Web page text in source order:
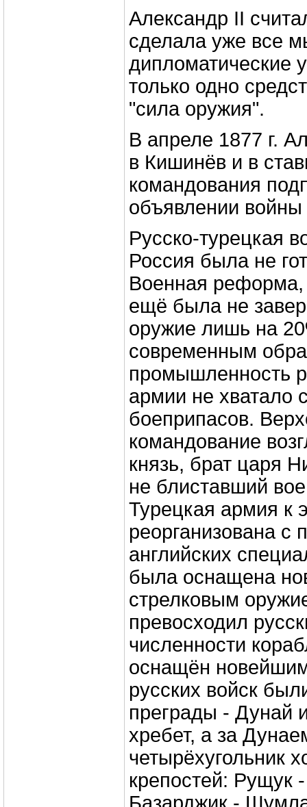
Александр II
сделала уже все
дипломатические
только одно
"сила оружия".
В апреле 1877 г.
в Кишинёв и в
командования
объявлении войны
Русско-турецкая
Россия была не
Военная реформа,
ещё была не
оружие лишь на
современным
промышленность
армии не хватало
боеприпасов.
командование
князь, брат царя
не блиставший
Турецкая армия к
реорганизована
английских
была оснащена
стрелковым
превосходил
численности
оснащён
русских войск
преграды - Дунай
хребет, а за
четырёхугольник
крепостей: Рущук